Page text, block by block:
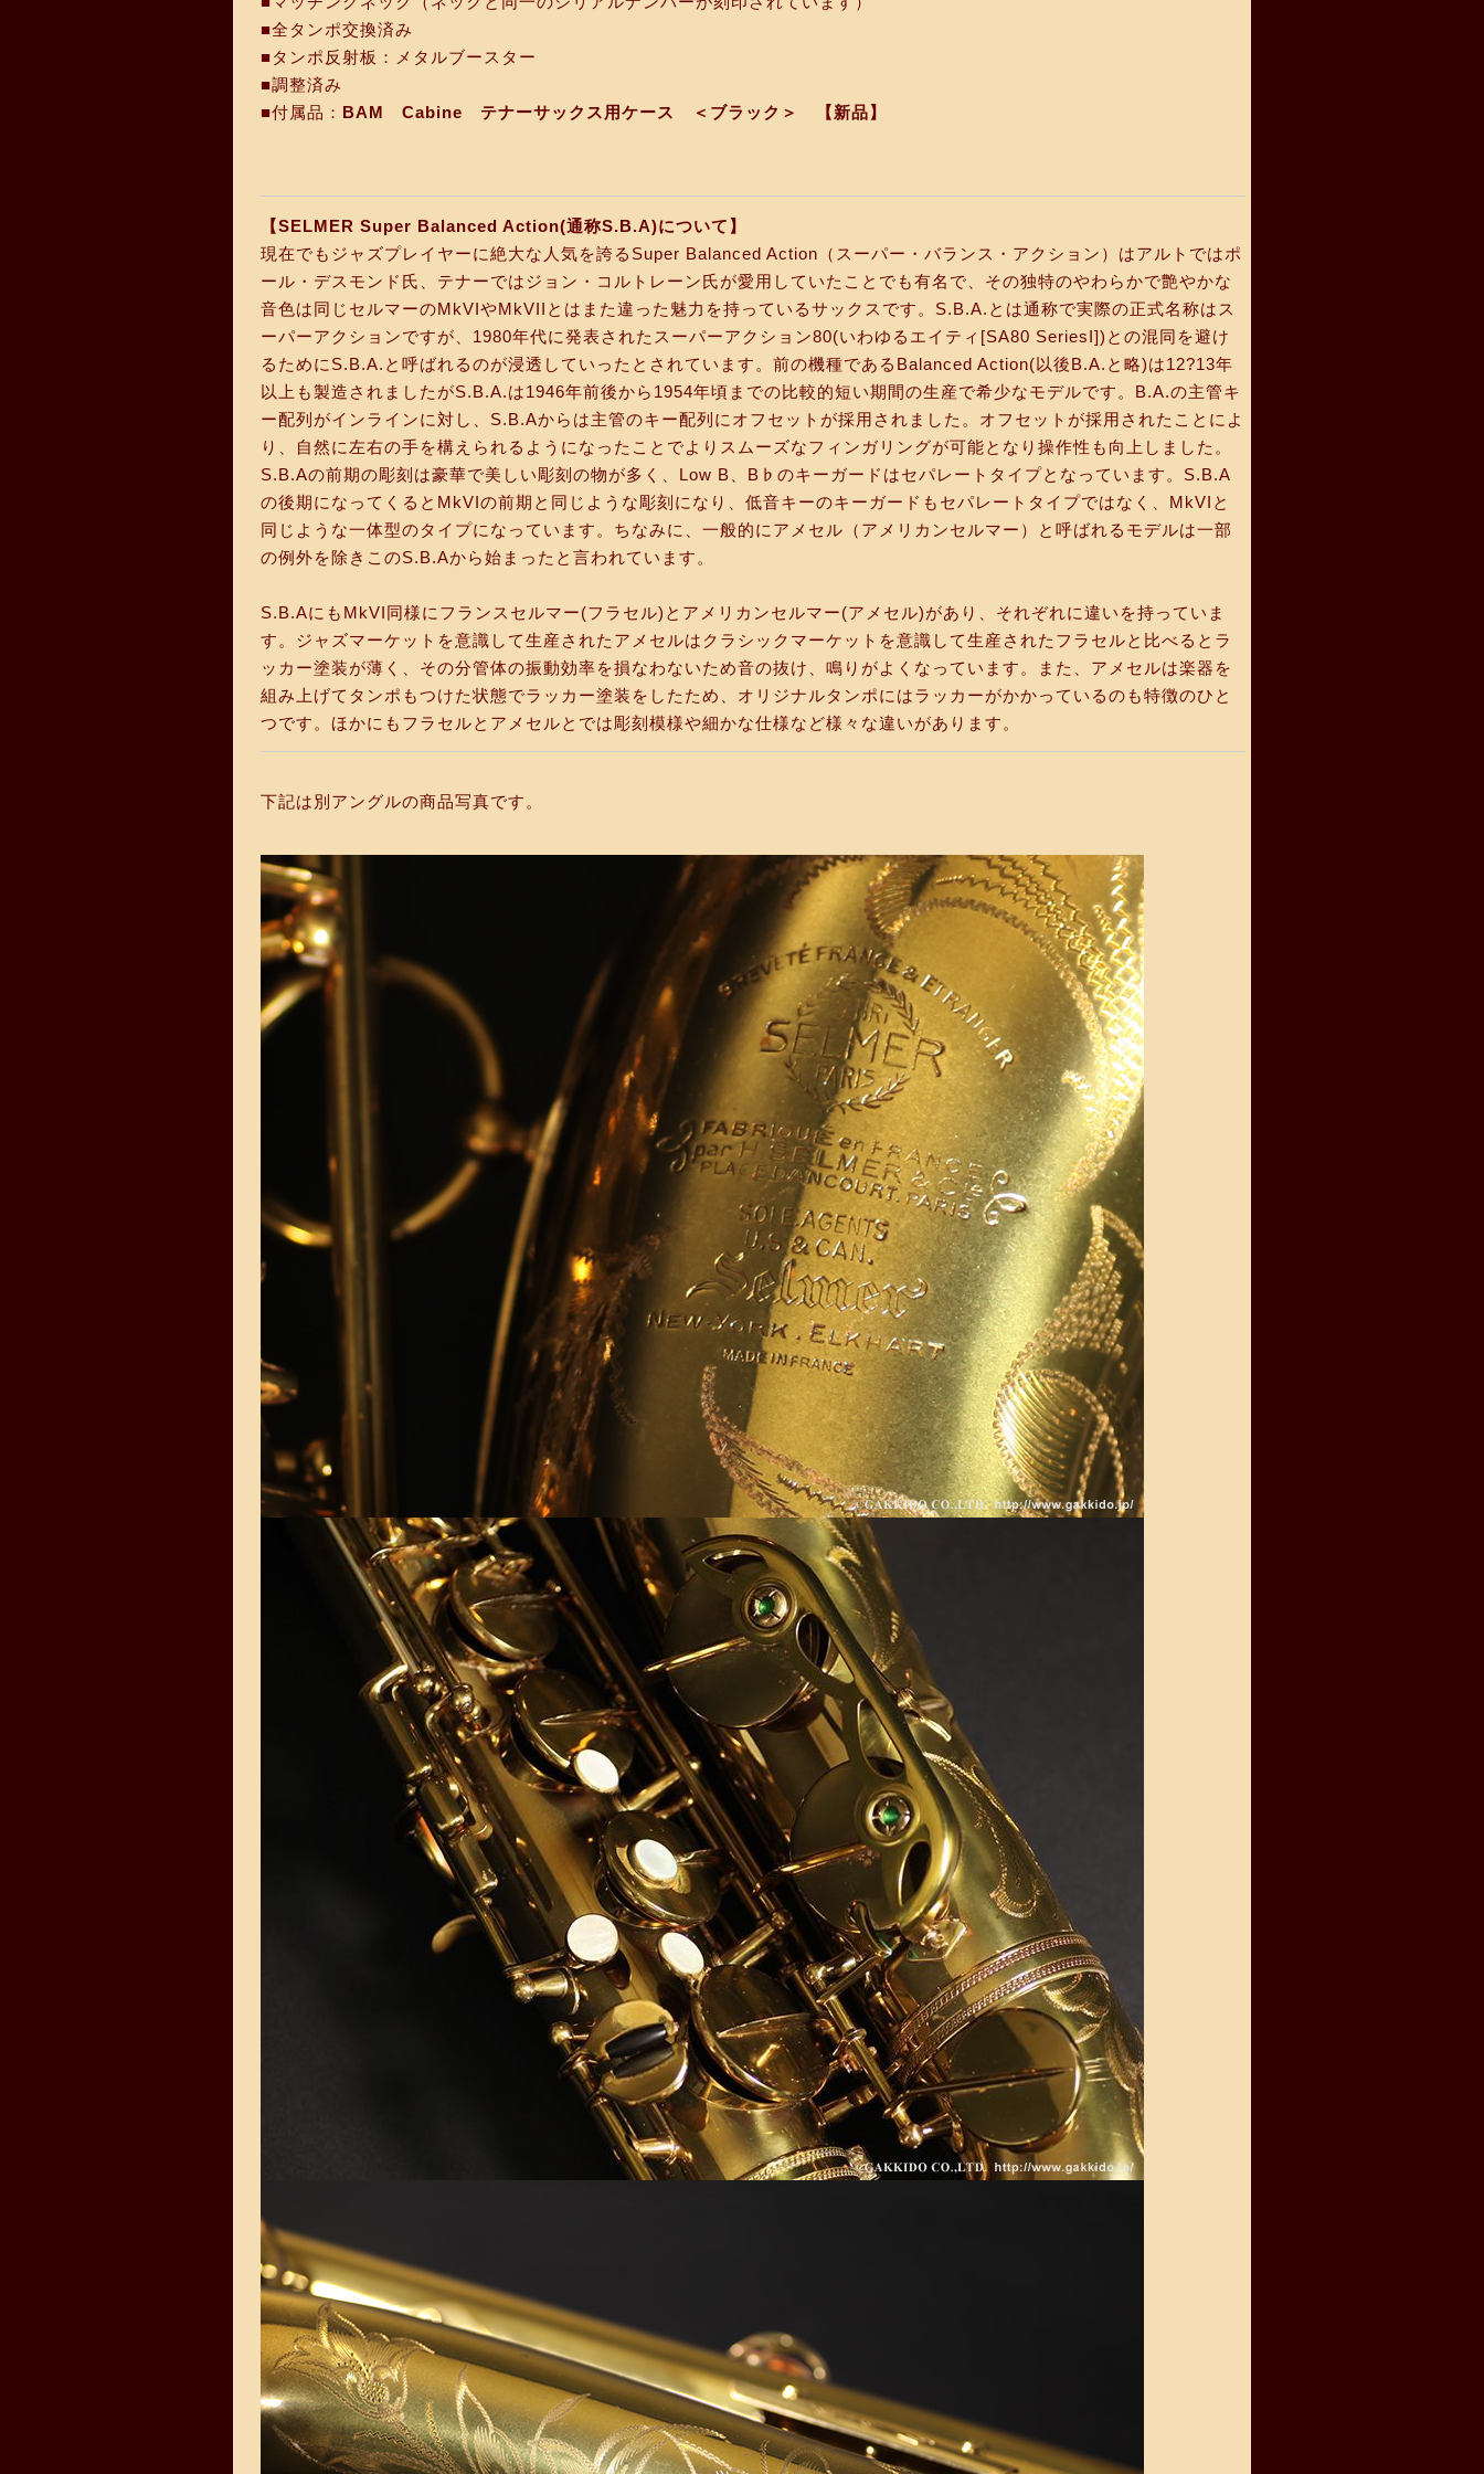
■全タンポ交換済み
■タンポ反射板：メタルブースター
■調整済み
■付属品： BAM Cabine テナーサックス用ケース ＜ブラック＞ 【新品】
【SELMER Super Balanced Action(通称S.B.A)について】
現在でもジャズプレイヤーに絶大な人気を誇るSuper Balanced Action（スーパー・バランス・アクション）はアルトではポ
ール・デスモンド氏、テナーではジョン・コルトレーン氏が愛用していたことでも有名で、その独特のやわらかで艶やかな
音色は同じセルマーのMkVIやMkVIIとはまた違った魅力を持っているサックスです。S.B.A.とは通称で実際の正式名称はス
ーパーアクションですが、1980年代に発表されたスーパーアクション80(いわゆるエイティ[SA80 SeriesI])との混同を避け
るためにS.B.A.と呼ばれるのが浸透していったとされています。前の機種であるBalanced Action(以後B.A.と略)は12?13年
以上も製造されましたがS.B.A.は1946年前後から1954年頃までの比較的短い期間の生産で希少なモデルです。B.A.の主管キ
ー配列がインラインに対し、S.B.Aからは主管のキー配列にオフセットが採用されました。オフセットが採用されたことによ
り、自然に左右の手を構えられるようになったことでよりスムーズなフィンガリングが可能となり操作性も向上しました。
S.B.Aの前期の彫刻は豪華で美しい彫刻の物が多く、Low B、B♭のキーガードはセパレートタイプとなっています。S.B.A
の後期になってくるとMkVIの前期と同じような彫刻になり、低音キーのキーガードもセパレートタイプではなく、MkVIと
同じような一体型のタイプになっています。ちなみに、一般的にアメセル（アメリカンセルマー）と呼ばれるモデルは一部
の例外を除きこのS.B.Aから始まったと言われています。
S.B.AにもMkVI同様にフランスセルマー(フラセル)とアメリカンセルマー(アメセル)があり、それぞれに違いを持っていま
す。ジャズマーケットを意識して生産されたアメセルはクラシックマーケットを意識して生産されたフラセルと比べるとラ
ッカー塗装が薄く、その分管体の振動効率を損なわないため音の抜け、鳴りがよくなっています。また、アメセルは楽器を
組み上げてタンポもつけた状態でラッカー塗装をしたため、オリジナルタンポにはラッカーがかかっているのも特徴のひと
つです。ほかにもフラセルとアメセルとでは彫刻模様や細かな仕様など様々な違いがあります。
下記は別アングルの商品写真です。